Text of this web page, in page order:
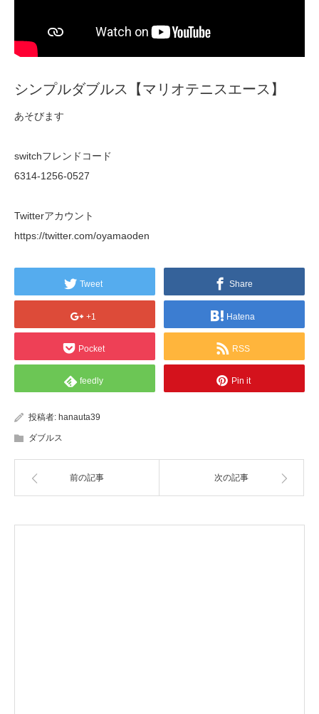
シンプルダブルス【マリオテニスエース】
あそびます
switchフレンドコード
6314-1256-0527
Twitterアカウント
https://twitter.com/oyamaoden
Tweet Share
+1 Hatena
Pocket RSS
feedly Pin it
投稿者: hanauta39
ダブルス
前の記事 次の記事